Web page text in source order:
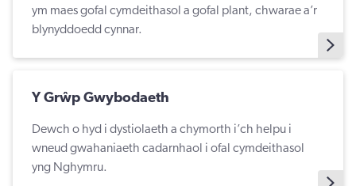
ym maes gofal cymdeithasol a gofal plant, chwarae a’r
blynyddoedd cynnar.
Y Grŵp Gwybodaeth
Dewch o hyd i dystiolaeth a chymorth i’ch helpu i
wneud gwahaniaeth cadarnhaol i ofal cymdeithasol
yng Nghymru.